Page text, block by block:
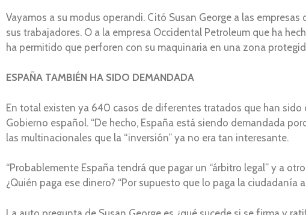
Vayamos a su modus operandi. Citó Susan George a las
sus trabajadores. O a la empresa Occidental Petroleum que ha
ha permitido que perforen con su maquinaria en una zona
ESPAÑA TAMBIÉN HA SIDO DEMANDADA
En total existen ya 640 casos de diferentes tratados que han
Gobierno español. “De hecho, España está siendo demandada
las multinacionales que la “inversión” ya no era tan interesante.
“Probablemente España tendrá que pagar un “árbitro legal” y a
¿Quién paga ese dinero? “Por supuesto que lo paga la ciudadanía